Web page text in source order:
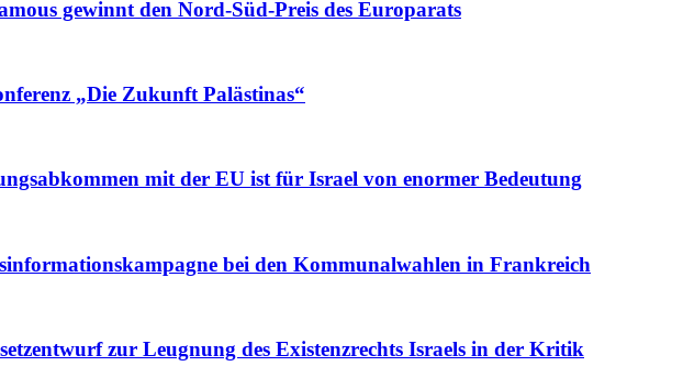
gewinnt den Nord-Süd-Preis des Europarats
„Die Zukunft Palästinas“
mit der EU ist für Israel von enormer Bedeutung
bei den Kommunalwahlen in Frankreich
zur Leugnung des Existenzrechts Israels in der Kritik